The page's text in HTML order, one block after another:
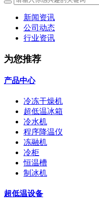
新闻资讯
公司动态
行业资讯
为您推荐
产品中心
冷冻干燥机
超低温冰箱
冷水机
程序降温仪
冻融机
冷柜
恒温槽
制冰机
超低温设备